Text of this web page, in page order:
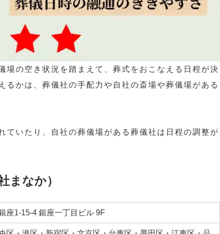
場の空き状況を踏まえて、葬式をおこなえる日程が決
るかは、葬儀社の手配力や自社の斎場や葬儀場がある
ていたり、自社の葬儀場がある葬儀社は日程の調整が
まなか）
座1-15-4 銀座一丁目ビル 9F